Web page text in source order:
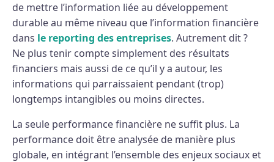
de mettre l’information liée au développement
durable au même niveau que l’information financière
dans le reporting des entreprises. Autrement dit ?
Ne plus tenir compte simplement des résultats
financiers mais aussi de ce qu’il y a autour, les
informations qui parraissaient pendant (trop)
longtemps intangibles ou moins directes.
La seule performance financière ne suffit plus. La
performance doit être analysée de manière plus
globale, en intégrant l’ensemble des enjeux sociaux et